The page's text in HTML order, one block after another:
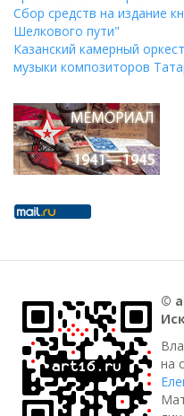
Сбор средств на издание
Шелкового пути"
Казанский камерный
музыки композиторов
©
на